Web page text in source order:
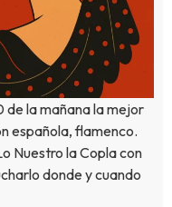
de la mañana la mejor
española, flamenco.
Nuestro la Copla con
donde y cuando